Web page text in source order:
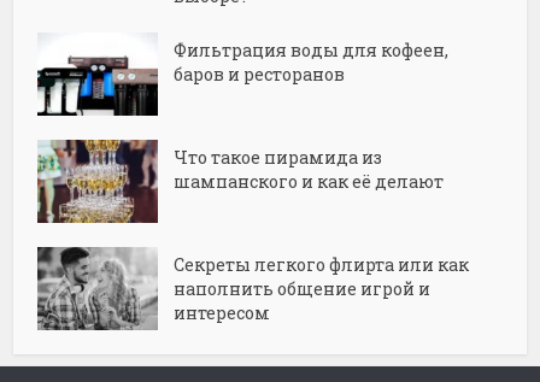
Фильтрация воды для кофеен,
баров и ресторанов
Что такое пирамида из
шампанского и как её делают
Секреты легкого флирта или как
наполнить общение игрой и
интересом